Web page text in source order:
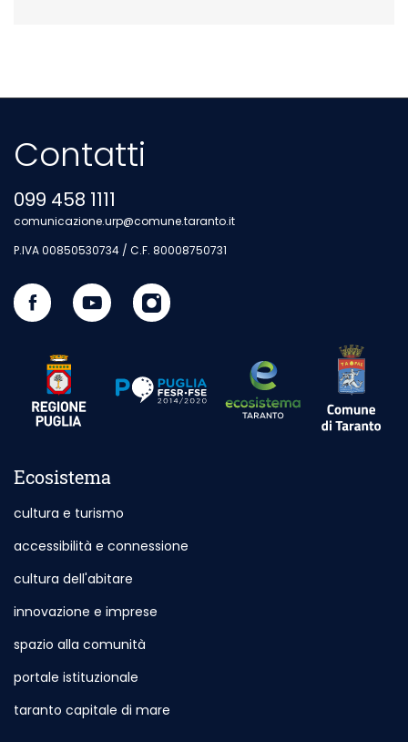
Contatti
099 458 1111
comunicazione.urp@comune.taranto.it
P.IVA 00850530734 / C.F. 80008750731
Seguici su Facebook
Sito esterno - Apertura in nuova scheda
Visita il nostro canale Youtube
Sito esterno - Apertura in nuova scheda
Seguici su Instagram
Sito esterno - Apertura in nuova
Sito esterno - Apertura in nuova scheda
Sito esterno - Apertura in nuova scheda
Sito
Ecosistema
cultura e turismo
accessibilità e connessione
cultura dell'abitare
innovazione e imprese
spazio alla comunità
portale istituzionale
taranto capitale di mare